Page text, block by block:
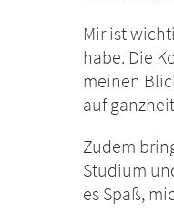
Mir ist
habe. Die
meinen
auf
Zudem
Studium
es Spaß,